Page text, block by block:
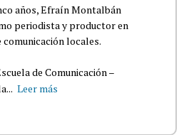
años, Efraín Montalbán
periodista y productor en
locales.
de Comunicación –
Leer más